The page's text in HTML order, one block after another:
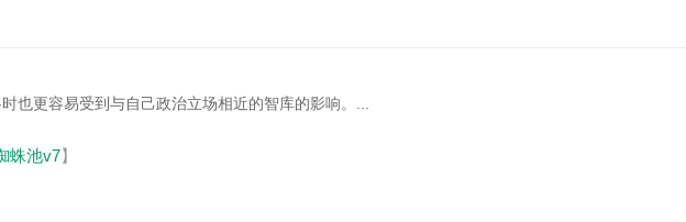
也更容易受到与自己政治立场相近的智库的影响。...
蛛池v7】